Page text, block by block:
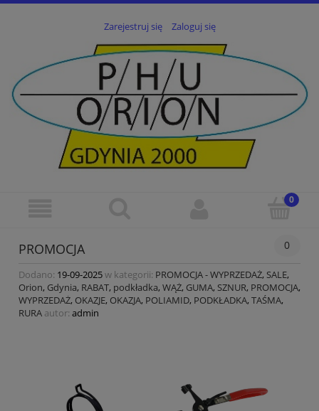
Zarejestruj się Zaloguj się
PROMOCJA 0
Dodano: 19-09-2025w kategorii: PROMOCJA - WYPRZEDAŻ, SALE,
Orion, Gdynia, RABAT, podkładka, WĄŻ, GUMA, SZNUR, PROMOCJA,
WYPRZEDAŻ, OKAZJE, OKAZJA, POLIAMID, PODKŁADKA, TAŚMA,
RURA autor: admin